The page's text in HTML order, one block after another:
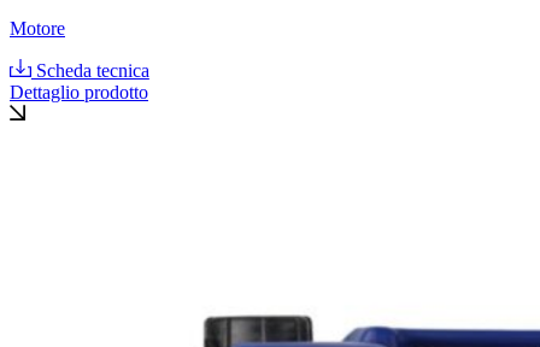
Motore
Scheda tecnica
Dettaglio prodotto